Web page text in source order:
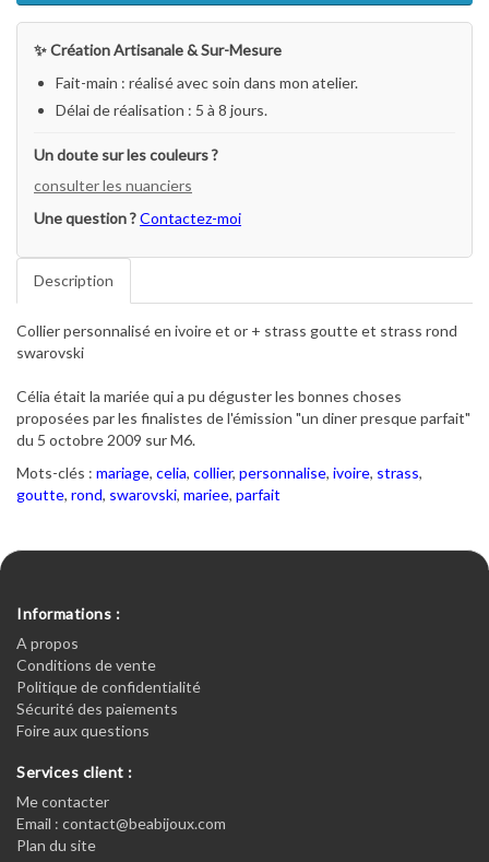
✨ Création Artisanale & Sur-Mesure
Fait-main : réalisé avec soin dans mon atelier.
Délai de réalisation : 5 à 8 jours.
Un doute sur les couleurs ?
consulter les nuanciers
Une question ?Contactez-moi
Description
Collier personnalisé en ivoire et or + strass goutte et strass rond
swarovski
Célia était la mariée qui a pu déguster les bonnes choses
proposées par les finalistes de l'émission "un diner presque parfait"
du 5 octobre 2009 sur M6.
Mots-clés : mariage, celia, collier, personnalise, ivoire, strass,
goutte, rond, swarovski, mariee, parfait
Informations :
A propos
Conditions de vente
Politique de confidentialité
Sécurité des paiements
Foire aux questions
Services client :
Me contacter
Email : contact@beabijoux.com
Plan du site